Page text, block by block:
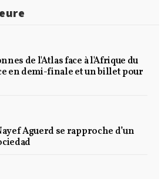
de l'Atlas face à l'Afrique du
en demi-finale et un billet pour
Aguerd se rapproche d’un